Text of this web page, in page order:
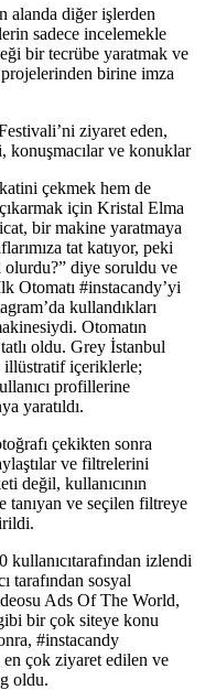
alanda diğer işlerden
sadece incelemekle
bir tecrübe yaratmak ve
birine imza
ziyaret eden,
konuşmacılar ve konuklar
çekmek hem de
için Kristal Elma
bir makine yaratmaya
tat katıyor, peki
olurdu?” diye soruldu ve
Otomatı #instacandy’yi
kullandıkları
Otomatın
oldu. Grey İstanbul
illüstratif içeriklerle;
profillerine
yaratıldı.
çekikten sonra
ve filtrelerini
değil, kullanıcının
tanıyan ve seçilen filtreye
kullanıcıtarafından izlendi
tarafından sosyal
Ads Of The World,
bir çok siteye konu
#instacandy
en çok ziyaret edilen ve
oldu.